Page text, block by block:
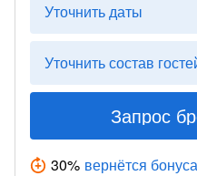
Уточнить даты
Уточнить состав
Запрос
30% вернётся